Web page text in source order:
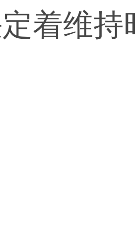
着维持
要去专